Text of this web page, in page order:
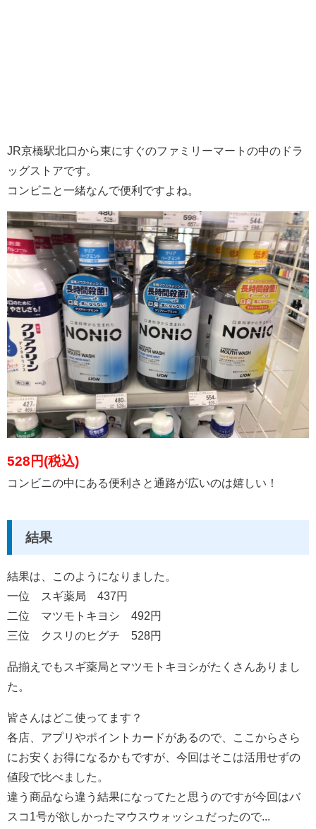
JR京橋駅北口から東にすぐのファミリーマートの中のドラ
ッグストアです。
コンビニと一緒なんで便利ですよね。
528円(税込)
コンビニの中にある便利さと通路が広いのは嬉しい！
結果
結果は、このようになりました。
一位 スギ薬局 437円
二位 マツモトキヨシ 492円
三位 クスリのヒグチ 528円
品揃えでもスギ薬局とマツモトキヨシがたくさんありまし
た。
皆さんはどこ使ってます？
各店、アプリやポイントカードがあるので、ここからさら
にお安くお得になるかもですが、今回はそこは活用せずの
値段で比べました。
違う商品なら違う結果になってたと思うのですが今回はバ
スコ1号が欲しかったマウスウォッシュだったので...